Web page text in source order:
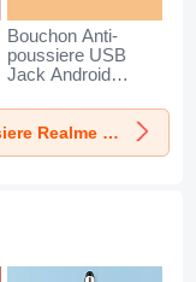
Bouchon Anti-
poussiere USB
Jack Android
Realme C30s
Argent
Découvrir les Bouchon Anti-Poussiere Realme C30s